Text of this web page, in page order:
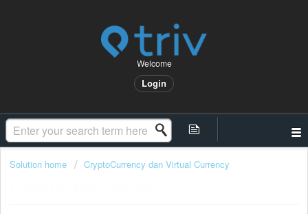
Welcome
Login
Solution home CryptoCurrency dan Virtual Currency